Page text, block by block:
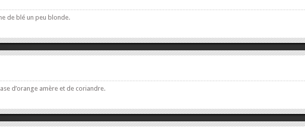
de blé un peu blonde.
d’orange amère et de coriandre.